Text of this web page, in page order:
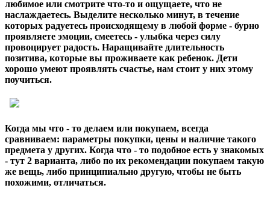
любимое или смотрите что-то и ощущаете, что не
наслаждаетесь. Выделите несколько минут, в течение
которых радуетесь происходящему в любой форме - бурно
проявляете эмоции, смеетесь - улыбка через силу
провоцирует радость. Наращивайте длительность
позитива, которые вы проживаете как ребенок. Дети
хорошо умеют проявлять счастье, нам стоит у них этому
поучиться.
Когда мы что - то делаем или покупаем, всегда
сравниваем: параметры покупки, цены и наличие такого
предмета у других. Когда что - то подобное есть у знакомых
- тут 2 варианта, либо по их рекомендации покупаем такую
же вещь, либо принципиально другую, чтобы не быть
похожими, отличаться.